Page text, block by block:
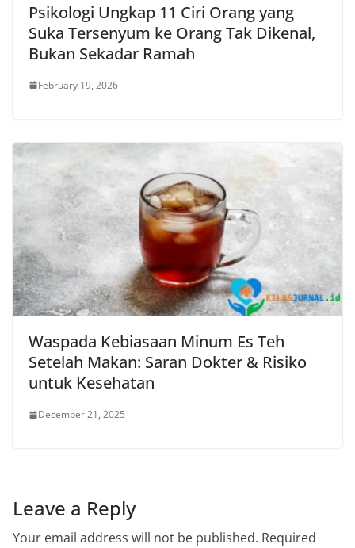
Psikologi Ungkap 11 Ciri Orang yang
Suka Tersenyum ke Orang Tak Dikenal,
Bukan Sekadar Ramah
February 19, 2026
Waspada Kebiasaan Minum Es Teh
Setelah Makan: Saran Dokter & Risiko
untuk Kesehatan
December 21, 2025
Leave a Reply
Your email address will not be published. Required